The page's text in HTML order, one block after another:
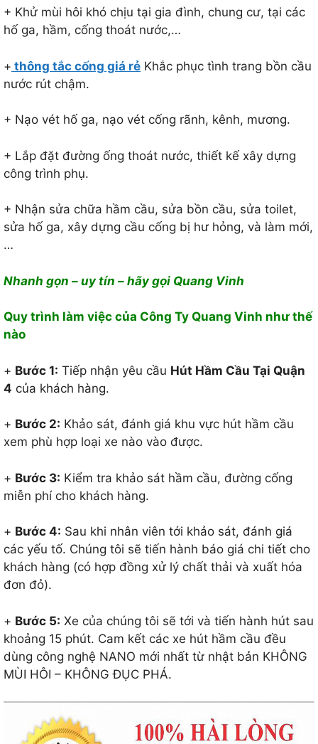
+ Khử mùi hôi khó chịu tại gia đình, chung cư, tại các
hố ga, hầm, cống thoát nước,…
+ thông tắc cống giá rẻ Khắc phục tình trang bồn cầu
nước rút chậm.
+ Nạo vét hố ga, nạo vét cống rãnh, kênh, mương.
+ Lắp đặt đường ống thoát nước, thiết kế xây dựng
công trình phụ.
+ Nhận sửa chữa hầm cầu, sửa bồn cầu, sửa toilet,
sửa hố ga, xây dựng cầu cống bị hư hỏng, và làm mới,
…
Nhanh gọn – uy tín – hãy gọi Quang Vinh
Quy trình làm việc của Công Ty Quang Vinh như thế
nào
+ Bước 1: Tiếp nhận yêu cầu Hút Hầm Cầu Tại Quận
4 của khách hàng.
+ Bước 2: Khảo sát, đánh giá khu vực hút hầm cầu
xem phù hợp loại xe nào vào được.
+ Bước 3: Kiểm tra khảo sát hầm cầu, đường cống
miễn phí cho khách hàng.
+ Bước 4: Sau khi nhân viên tới khảo sát, đánh giá
các yếu tố. Chúng tôi sẽ tiến hành báo giá chi tiết cho
khách hàng (có hợp đồng xử lý chất thải và xuất hóa
đơn đỏ).
+ Bước 5: Xe của chúng tôi sẽ tới và tiến hành hút sau
khoảng 15 phút. Cam kết các xe hút hầm cầu đều
dùng công nghệ NANO mới nhất từ nhật bản KHÔNG
MÙI HÔI – KHÔNG ĐỤC PHÁ.